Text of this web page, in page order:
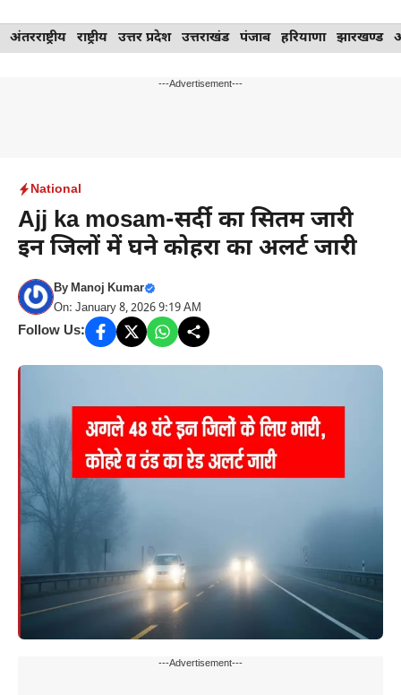
Skip
to
अंतरराष्ट्रीय राष्ट्रीय उत्तर प्रदेश उत्तराखंड पंजाब हरियाणा झारखण्ड
---Advertisement---
National
Ajj ka mosam-सर्दी का सितम जारी
इन जिलों में घने कोहरा का अलर्ट जारी
ByManoj Kumar
On: January 8, 2026 9:19 AM
Follow Us:
---Advertisement---